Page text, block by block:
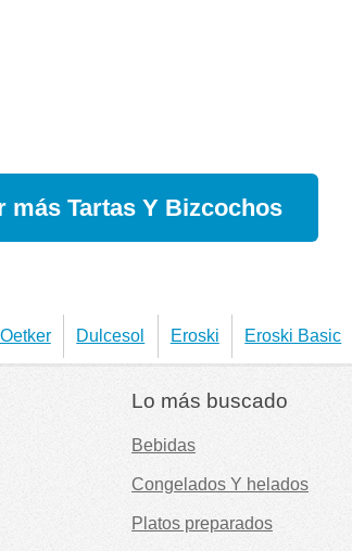
más Tartas Y Bizcochos
Dulcesol Eroski Eroski Basic
Lo más buscado
Bebidas
Congelados Y helados
Platos preparados